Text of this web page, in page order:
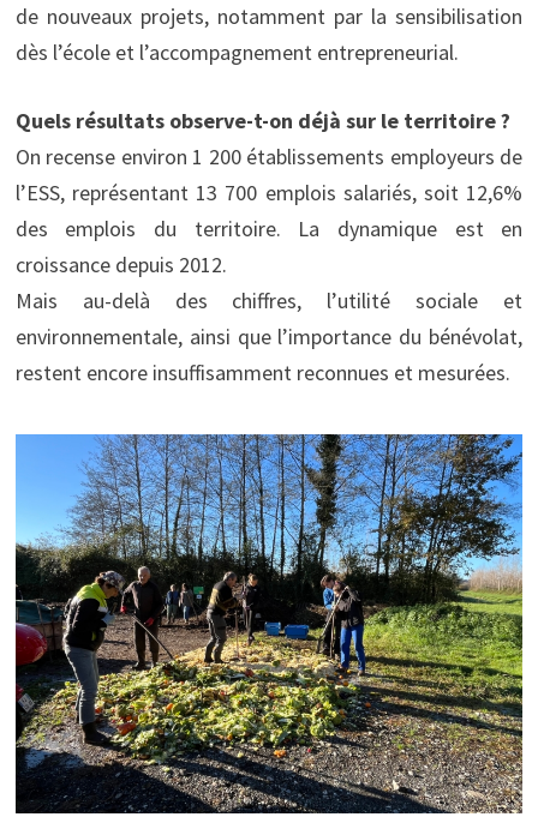
de nouveaux projets, notamment par la sensibilisation
dès l’école et l’accompagnement entrepreneurial.
Quels résultats observe-t-on déjà sur le territoire ?
On recense environ 1 200 établissements employeurs de
l’ESS, représentant 13 700 emplois salariés, soit 12,6%
des emplois du territoire. La dynamique est en
croissance depuis 2012.
Mais au-delà des chiffres, l’utilité sociale et
environnementale, ainsi que l’importance du bénévolat,
restent encore insuffisamment reconnues et mesurées.